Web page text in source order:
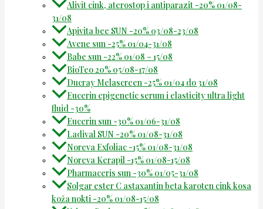
Alivit cink, aterostop i antiparazit -20% 01/08-
31/08
Apivita bee SUN -20% 03/08-23/08
Avene sun -25% 01/04-31/08
Babe sun -22% 01/08 – 15/08
BioTeo 20% 05/08-17/08
Ducray Melascreen -25% 01/04 do 31/08
Eucerin epigenetic serum i elasticity ultra light
fluid -30%
Eucerin sun -30% 01/06-31/08
Ladival SUN -20% 01/08-31/08
Noreva Exfoliac -15% 01/08-31/08
Noreva Kerapil -15% 01/08-15/08
Pharmaceris sun -30% 01/05-31/08
Solgar ester C astaxantin beta karoten cink kosa
koža nokti -20% 01/08-15/08